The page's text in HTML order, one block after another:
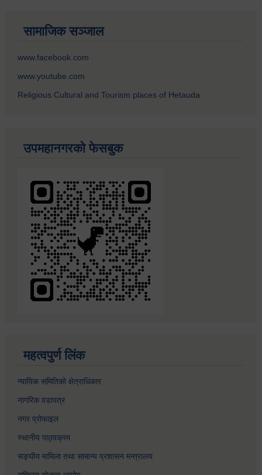
सामाजिक सञ्जाल
www.facebook.com
www.youtube.com
Religious Cultural and Tourism places of Hetauda
उपमहानगरको फेसबुक
महत्वपुर्ण लिंक
न्यायिक समितिको क्षेत्राधिकार
नागरिक वडापत्र
नगर प्रोफाइल
स्थानीय पाठ्यक्रम
सङ्घीय मामिला तथा सामान्य प्रशासन मन्त्रालय